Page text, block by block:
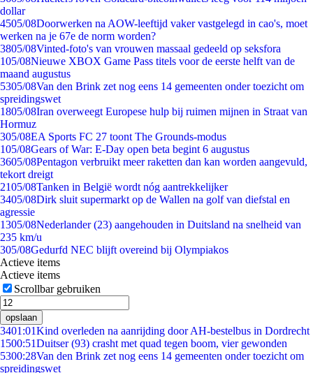
dollar
4505/08Doorwerken na AOW-leeftijd vaker vastgelegd in cao's, moet
werken na je 67e de norm worden?
3805/08Vinted-foto's van vrouwen massaal gedeeld op seksfora
105/08Nieuwe XBOX Game Pass titels voor de eerste helft van de
maand augustus
5305/08Van den Brink zet nog eens 14 gemeenten onder toezicht om
spreidingswet
1805/08Iran overweegt Europese hulp bij ruimen mijnen in Straat van
Hormuz
305/08EA Sports FC 27 toont The Grounds-modus
105/08Gears of War: E-Day open beta begint 6 augustus
3605/08Pentagon verbruikt meer raketten dan kan worden aangevuld,
tekort dreigt
2105/08Tanken in België wordt nóg aantrekkelijker
3405/08Dirk sluit supermarkt op de Wallen na golf van diefstal en
agressie
1305/08Nederlander (23) aangehouden in Duitsland na snelheid van
235 km/u
305/08Gedurfd NEC blijft overeind bij Olympiakos
Actieve items
Actieve items
Scrollbar gebruiken
opslaan
3401:01Kind overleden na aanrijding door AH-bestelbus in Dordrecht
1500:51Duitser (93) crasht met quad tegen boom, vier gewonden
5300:28Van den Brink zet nog eens 14 gemeenten onder toezicht om
spreidingswet